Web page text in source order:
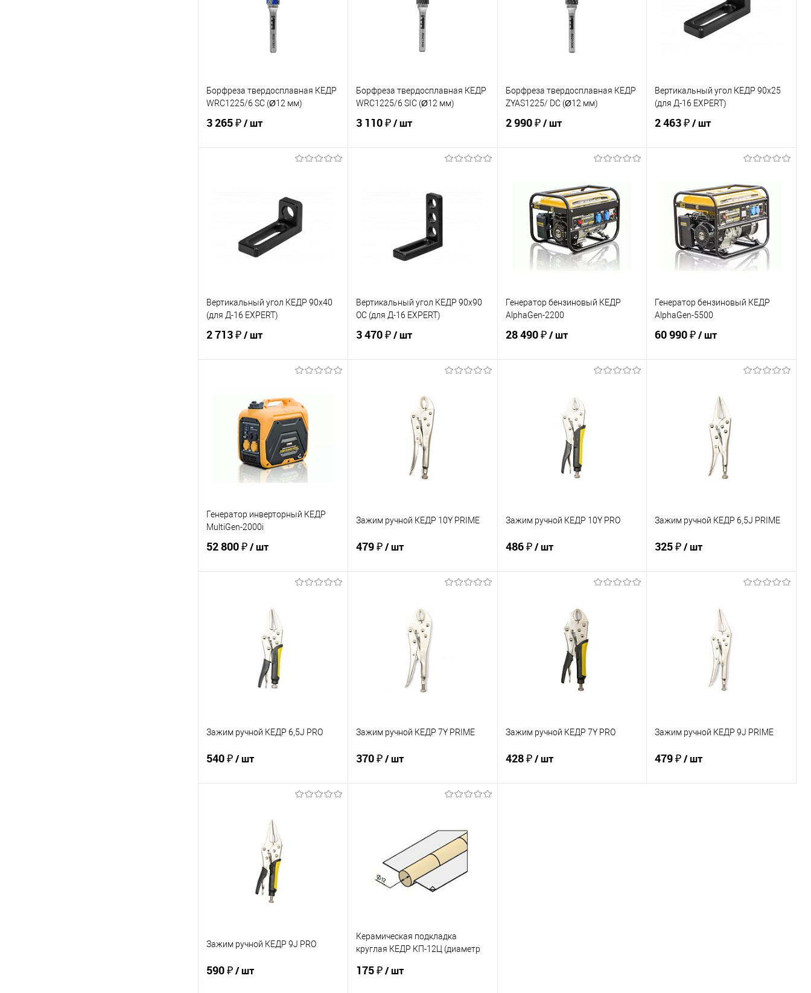
В избранное
В наличии
Борфреза твердосплавная КЕДР
WRC1225/6 SC (Ø12 мм)
3 265 ₽/ шт
Сравнение
В наличии
Борфреза твердосплавная КЕДР
WRC1225/6 SIC (Ø12 мм)
3 110 ₽/ шт
Борфреза твердосплавная КЕДР
ZYAS1225/ DC (Ø12 мм)
2 990 ₽/ шт
Купить в 1 клик
Сравнение
В избранное
В наличии
Вертикальный угол КЕДР 90х25
(для Д-16 EXPERT)
2 463 ₽/ шт
Купить в 1 клик
Сравнение
В избранное
В наличии
Вертикальный угол КЕДР 90х40
(для Д-16 EXPERT)
2 713 ₽/ шт
Купить в 1 клик
Сравнение
В избранное
В наличии
Вертикальный угол КЕДР 90х90
ОС (для Д-16 EXPERT)
3 470 ₽/ шт
Купить в 1 клик
Генератор бензиновый КЕДР
AlphaGen-2200
28 490 ₽/ шт
Купить в 1 клик
Генератор бензиновый КЕДР
AlphaGen-5500
60 990 ₽/ шт
Купить в 1 клик
В избранное
Генератор инверторный КЕДР
MultiGen-2000i
52 800 ₽/ шт
Купить в 1 клик
Зажим ручной КЕДР 10Y PRIME
479 ₽/ шт
Купить в 1 клик
В избранное
Зажим ручной КЕДР 10Y PRO
486 ₽/ шт
Купить в 1 клик
Зажим ручной КЕДР 6,5J PRIME
325 ₽/ шт
Купить в 1 клик
Зажим ручной КЕДР 6,5J PRO
540 ₽/ шт
Купить в 1 клик
В избранное
Зажим ручной КЕДР 7Y PRIME
370 ₽/ шт
Купить в 1 клик
Сравнение
В избранное
В наличии
Зажим ручной КЕДР 7Y PRO
428 ₽/ шт
Зажим ручной КЕДР 9J PRIME
479 ₽/ шт
Зажим ручной КЕДР 9J PRO
590 ₽/ шт
Керамическая подкладка
круглая КЕДР КП-12Ц (диаметр
175 ₽/ шт